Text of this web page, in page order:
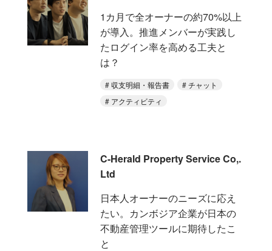
1カ月で全オーナーの約70%以上
が導入。推進メンバーが実践し
たログイン率を高める工夫と
は？
収支明細・報告書
チャット
アクティビティ
C-Herald Property Service Co,.
Ltd
日本人オーナーのニーズに応え
たい。カンボジア企業が日本の
不動産管理ツールに期待したこ
と